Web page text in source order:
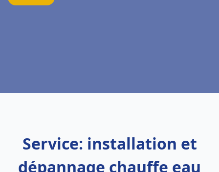
Service: installation et
dépannage chauffe eau